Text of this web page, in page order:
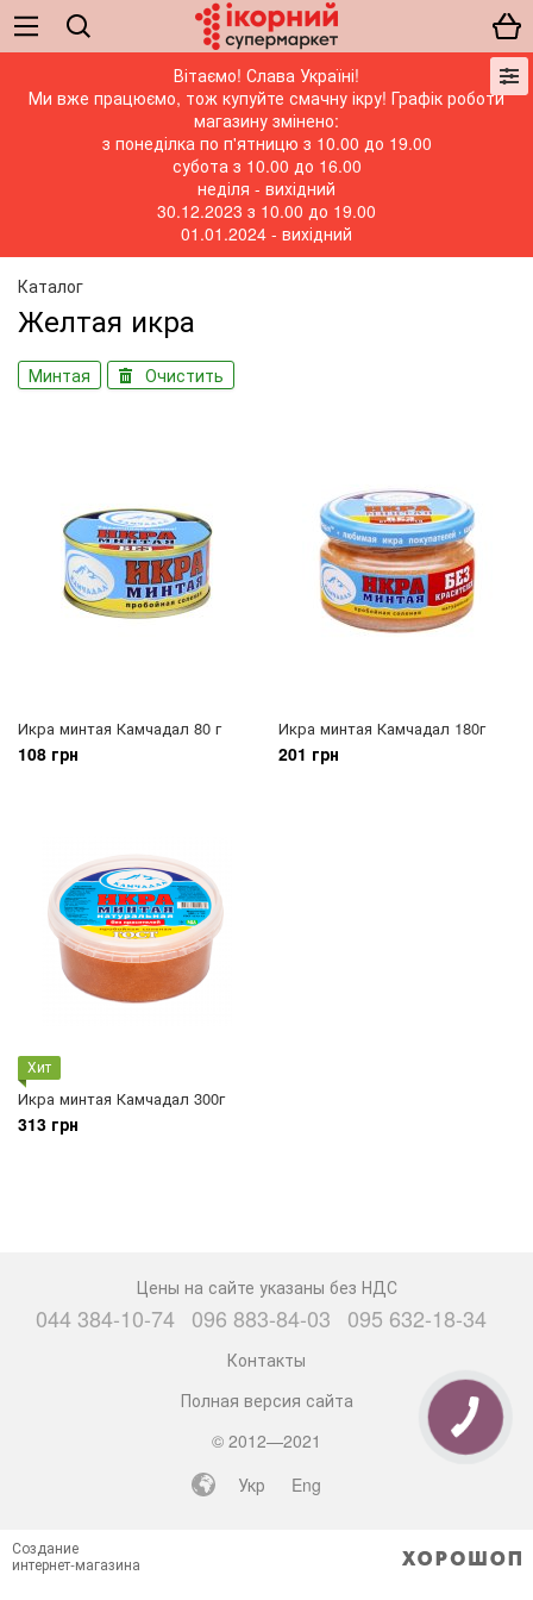
Вітаємо! Слава Україні!
Ми вже працюємо, тож купуйте смачну ікру! Графік роботи
магазину змінено:
з понеділка по п'ятницю з 10.00 до 19.00
субота з 10.00 до 16.00
неділя - вихідний
30.12.2023 з 10.00 до 19.00
01.01.2024 - вихідний
Каталог
Желтая икра
Минтая Очистить
Икра минтая Камчадал 80 г
108 грн
Икра минтая Камчадал 180г
201 грн
Хит
Икра минтая Камчадал 300г
313 грн
Цены на сайте указаны без НДС
044 384-10-74 096 883-84-03 095 632-18-34
Контакты
Полная версия сайта
© 2012—2021
Укр
Eng
Создание
интернет-магазина